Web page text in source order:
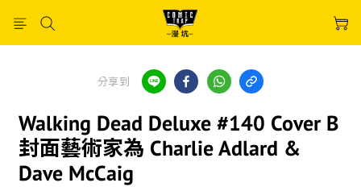
分享到
Walking Dead Deluxe #140 Cover B
封面藝術家為 Charlie Adlard &
Dave McCaig